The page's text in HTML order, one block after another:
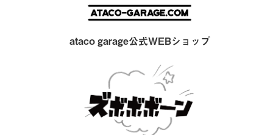
ataco garage公式WEBショップ